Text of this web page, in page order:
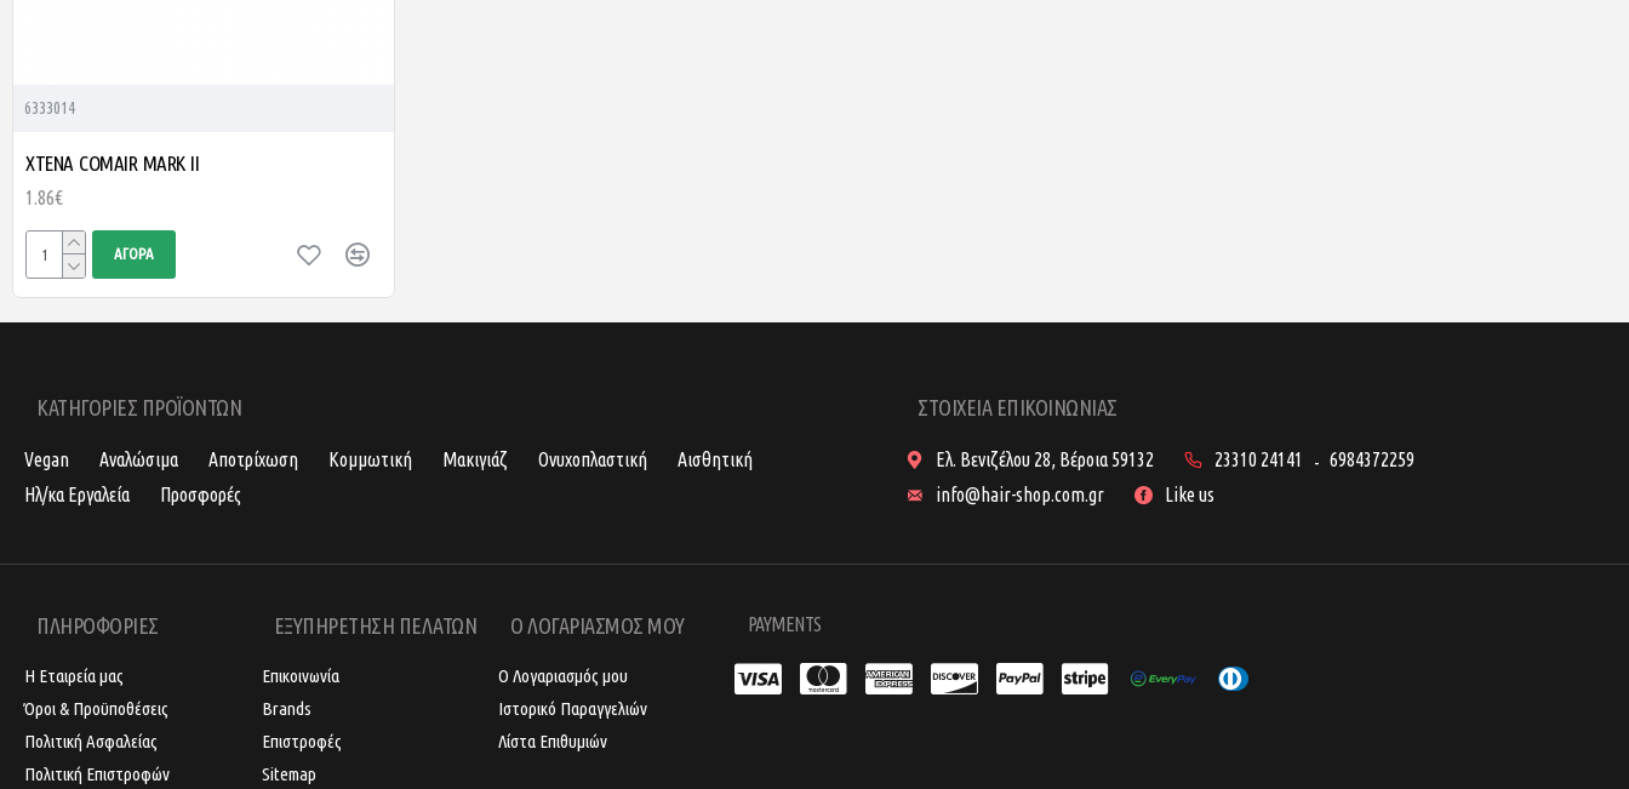
6333014
ΧΤΕΝΑ COMAIR MARK II
1.86€
ΑΓΟΡΆ
ΚΑΤΗΓΟΡΙΕΣ ΠΡΟΪΟΝΤΩΝ
Vegan Αναλώσιμα Αποτρίχωση Κομμωτική Μακιγιάζ Ονυχοπλαστική
Αισθητική
Ηλ/κα Εργαλεία
Προσφορές
ΣΤΟΙΧΕΙΑ ΕΠΙΚΟΙΝΩΝΙΑΣ
Ελ. Βενιζέλου 28, Βέροια 59132 23310 24141 - 6984372259
info@hair-shop.com.gr
Like us
ΠΛΗΡΟΦΟΡΙΕΣ
Η Εταιρεία μας
Όροι & Προϋποθέσεις
Πολιτική Ασφαλείας
Πολιτική Επιστροφών
ΕΞΥΠΗΡΕΤΗΣΗ ΠΕΛΑΤΩΝ
Επικοινωνία
Brands
Επιστροφές
Sitemap
Ο ΛΟΓΑΡΙΑΣΜΟΣ ΜΟΥ
Ο Λογαριασμός μου
Ιστορικό Παραγγελιών
Λίστα Επιθυμιών
PAYMENTS